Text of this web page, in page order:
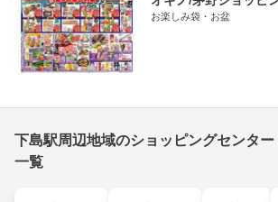
お楽しみ袋・お盆
下島駅周辺地域のショッピングセンタ
一覧